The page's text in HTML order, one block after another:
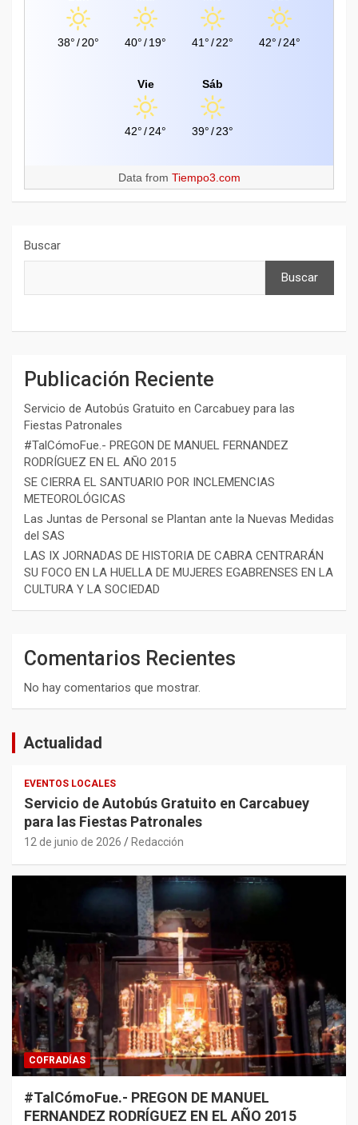
38°/20° 40°/19° 41°/22° 42°/24°
Vie
42°/24°
Sáb
39°/23°
Data from Tiempo3.com
Buscar
Buscar
Publicación Reciente
Servicio de Autobús Gratuito en Carcabuey para las
Fiestas Patronales
#TalCómoFue.- PREGON DE MANUEL FERNANDEZ
RODRÍGUEZ EN EL AÑO 2015
SE CIERRA EL SANTUARIO POR INCLEMENCIAS
METEOROLÓGICAS
Las Juntas de Personal se Plantan ante la Nuevas Medidas
del SAS
LAS IX JORNADAS DE HISTORIA DE CABRA CENTRARÁN
SU FOCO EN LA HUELLA DE MUJERES EGABRENSES EN LA
CULTURA Y LA SOCIEDAD
Comentarios Recientes
No hay comentarios que mostrar.
Actualidad
EVENTOS LOCALES
Servicio de Autobús Gratuito en Carcabuey
para las Fiestas Patronales
12 de junio de 2026 Redacción
COFRADÍAS
#TalCómoFue.- PREGON DE MANUEL
FERNANDEZ RODRÍGUEZ EN EL AÑO 2015